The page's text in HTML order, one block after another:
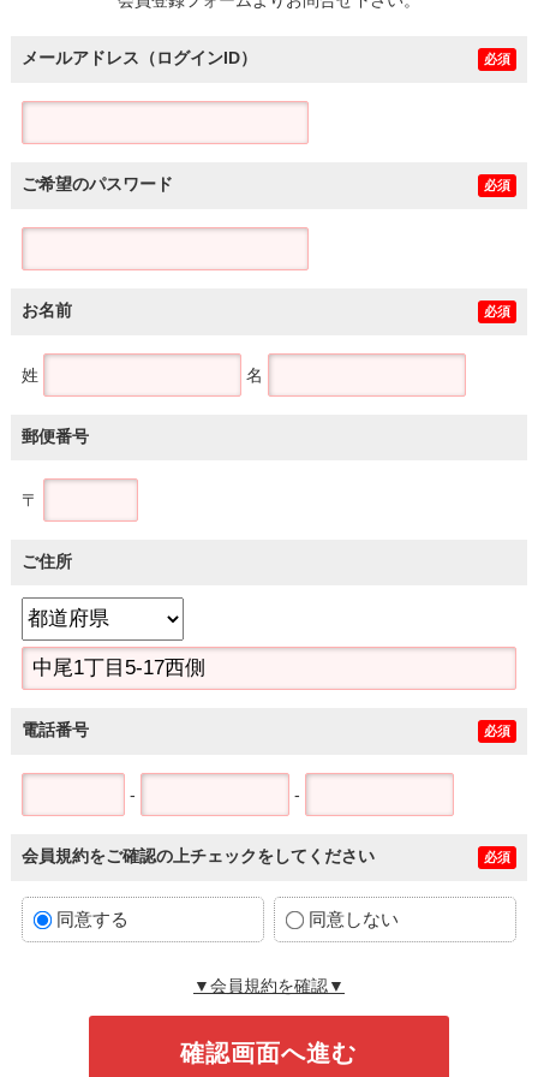
メールアドレス（ログインID） 必須
ご希望のパスワード 必須
お名前 必須
姓 名
郵便番号
〒
ご住所
電話番号 必須
- -
会員規約をご確認の上チェックをしてください 必須
同意する 同意しない
▼会員規約を確認▼